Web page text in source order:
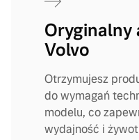
Oryginalny
Volvo
Otrzymujesz
do wymagań
modelu, co
wydajność i